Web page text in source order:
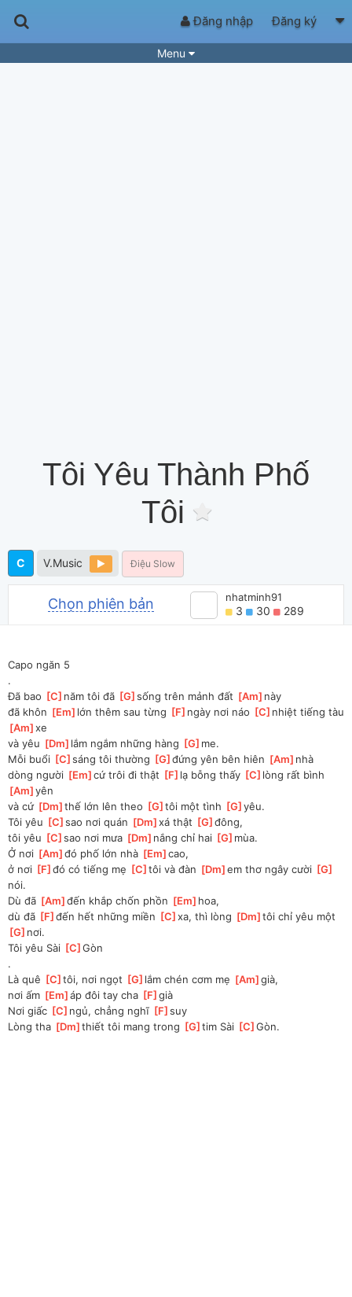
Đăng nhập Đăng ký
Menu
Tôi Yêu Thành Phố
Tôi
C V.Music Điệu Slow
Chọn phiên bản nhatminh91
3 30 289
Capo ngăn 5
.
Đã bao [C ]năm tôi đã [G ]
sống trên mảnh đất [Am ]này
đã khôn [Em ]lớn thêm sau từng [F ]ngày nơi náo [C ]
[Am ]
xe
và yêu [Dm ]lắm ngắm những hàng [G ]me.
Mỗi buổi [C ]
sáng tôi thường [G ]
đứng yên bên hiên [Am ]nhà
dòng người [Em ]
cứ trôi đi thật [F ]lạ bỗng thấy [C ]lòng rất bình
Am ]
yên
và cứ [Dm ]thế lớn lên theo [G ]tôi một tình [G ]
yêu.
Tôi yêu [C ]
sao nơi quán [Dm ]
xá thật [G ]
đông,
tôi yêu [C ]
sao nơi mưa [Dm ]nắng chỉ hai [G ]mùa.
Ở nơi [Am ]
đó phố lớn nhà [Em ]
cao,
ở nơi [F ]
đó có tiếng mẹ [C ]tôi và đàn [Dm ]
em thơ ngây cười [G
nói.
Dù đã [Am ]
đến khắp chốn phồn [Em ]hoa,
dù đã [F ]
đến hết những miền [C ]
xa, thì lòng [Dm ]tôi chỉ yêu một
G ]nơi.
Tôi yêu Sài [C ]
Gòn
.
Là quê [C ]tôi, nơi ngọt [G ]lắm chén cơm mẹ [Am ]
già,
nơi ấm [Em ]
áp đôi tay cha [F ]
già
Nơi giấc [C ]ngủ, chẳng nghĩ [F ]
suy
Lòng tha [Dm ]thiết tôi mang trong [G ]tim Sài [C ]
Gòn.